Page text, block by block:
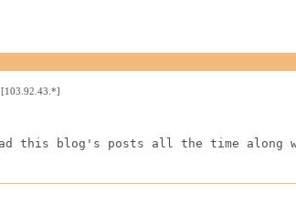
this blog's posts all the time along